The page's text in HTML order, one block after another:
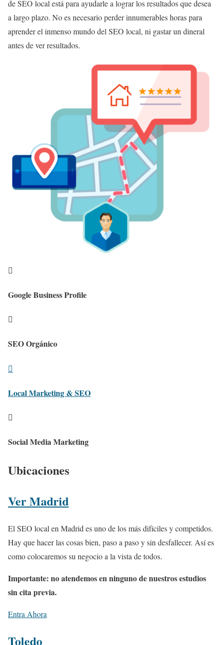
de SEO local está para ayudarle a lograr los resultados que desea
a largo plazo. No es necesario perder innumerables horas para
aprender el inmenso mundo del SEO local, ni gastar un dineral
antes de ver resultados.

Google Business Profile

SEO Orgánico

Local Marketing & SEO

Social Media Marketing
Ubicaciones
Ver Madrid
El SEO local en Madrid es uno de los más difíciles y competidos.
Hay que hacer las cosas bien, paso a paso y sin desfallecer. Así es
como colocaremos su negocio a la vista de todos.
Importante: no atendemos en ninguno de nuestros estudios
sin cita previa.
Entra Ahora
Toledo